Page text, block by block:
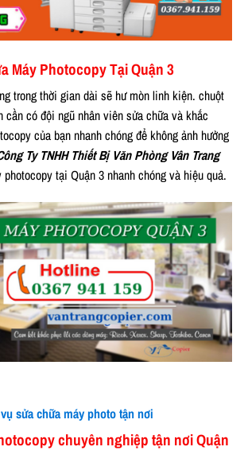
Máy Photocopy Tại Quận 3
trong thời gian dài sẽ hư mòn linh kiện. chuột
có đội ngũ nhân viên sửa chữa và khắc
của bạn nhanh chóng để không ảnh hưởng
Ty TNHH Thiết Bị Văn Phòng Vân Trang
tại Quận 3 nhanh chóng và hiệu quả.
sửa chữa máy photo tận nơi
chuyên nghiệp tận nơi Quận